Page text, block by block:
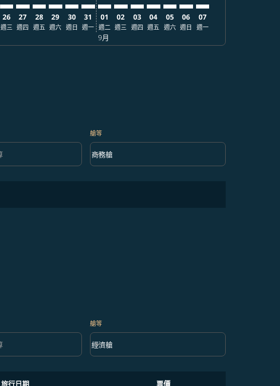
26
週三
27
週四
28
週五
29
週六
30
週日
31
週一
01
週二
9月
02
週三
03
週四
04
週五
05
週六
06
週日
07
週一
艙等
艙等 option 商務艙 Selected
商務艙
keyboard_arrow_down
艙等
艙等 option 經濟艙 Selected
經濟艙
keyboard_arrow_down
旅行日期 票價